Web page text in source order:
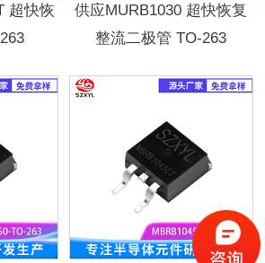
超快恢
供应MURB1030 超快恢复
整流二极管 TO-263